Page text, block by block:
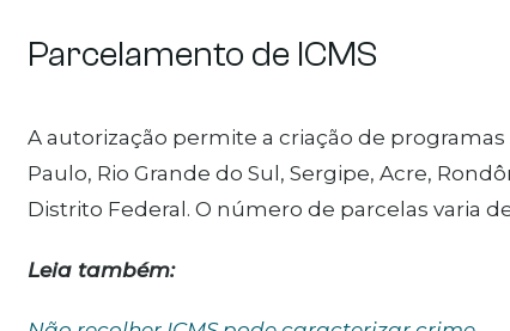
Parcelamento de ICMS
A autorização permite a criação de
Paulo, Rio Grande do Sul, Sergipe, Acre,
Distrito Federal. O número de parcelas varia
Leia também: